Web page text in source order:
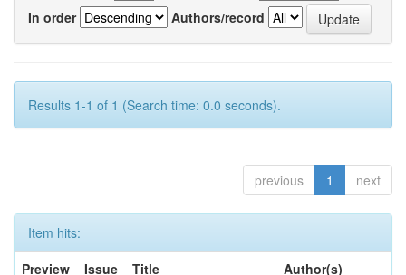
In order
Authors/record
Results 1-1 of 1 (Search time: 0.0 seconds).
previous 1 next
Item hits:
Preview
Issue
Title Author(s)